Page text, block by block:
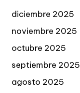
diciembre 2025
noviembre 2025
octubre 2025
septiembre 2025
agosto 2025